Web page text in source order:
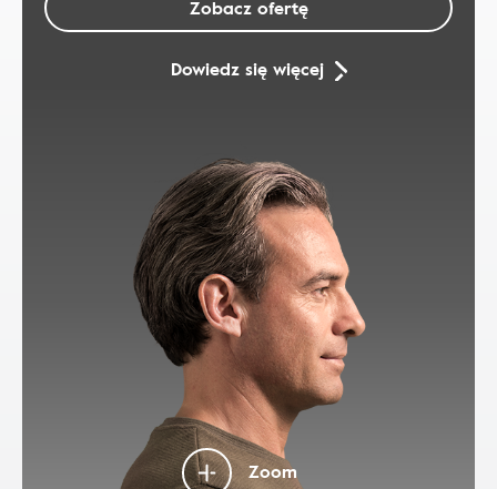
Zobacz ofertę
Dowiedz się więcej
Zoom